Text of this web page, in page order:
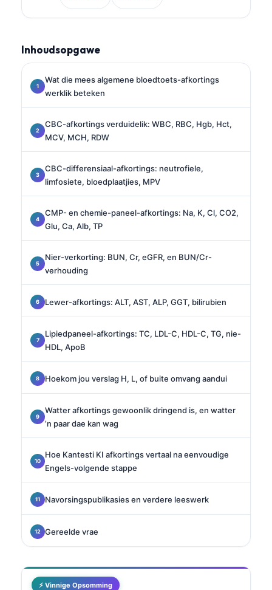
in diagnostiese paneelanalise, biomarker-
Inhoudsopgawe
Wat die mees algemene bloedtoets-afkortings
werklik beteken
CBC-afkortings verduidelik: WBC, RBC, Hgb, Hct,
MCV, MCH, RDW
CBC-differensiaal-afkortings: neutrofiele,
limfosiete, bloedplaatjies, MPV
CMP- en chemie-paneel-afkortings: Na, K, Cl, CO2,
Glu, Ca, Alb, TP
Nier-verkorting: BUN, Cr, eGFR, en BUN/Cr-
verhouding
Lewer-afkortings: ALT, AST, ALP, GGT, bilirubien
Lipiedpaneel-afkortings: TC, LDL-C, HDL-C, TG, nie-
HDL, ApoB
Hoekom jou verslag H, L, of buite omvang aandui
Watter afkortings gewoonlik dringend is, en watter
’n paar dae kan wag
Hoe Kantesti KI afkortings vertaal na eenvoudige
Engels-volgende stappe
Navorsingspublikasies en verdere leeswerk
Gereelde vrae
⚡ Vinnige Opsomming